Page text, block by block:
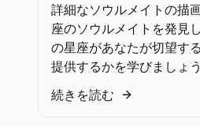
詳細なソウルメイトの描
座のソウルメイトを発見
の星座があなたが切望す
提供するかを学びましょう
続きを読む